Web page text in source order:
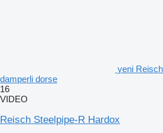
yeni
damperli dorse
16
VIDEO
Reisch Steelpipe-R Hardox